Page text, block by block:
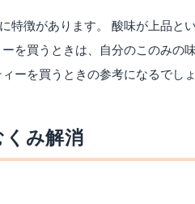
特徴があります。 酸味が上品と
を買うときは、自分のこのみの
ーを買うときの参考になるでしょ
み解消